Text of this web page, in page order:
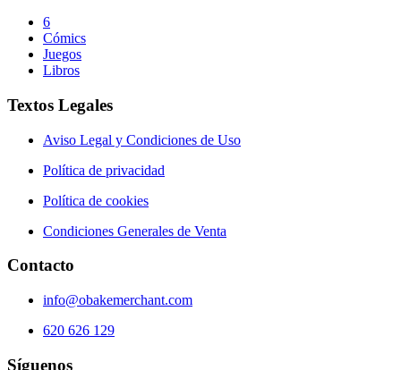
6
Cómics
Juegos
Libros
Textos Legales
Aviso Legal y Condiciones de Uso
Política de privacidad
Política de cookies
Condiciones Generales de Venta
Contacto
info@obakemerchant.com
620 626 129
Síguenos